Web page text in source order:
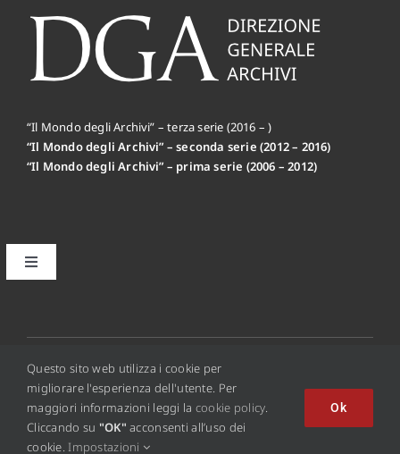
“Il Mondo degli Archivi” – terza serie (2016 – )
“Il Mondo degli Archivi” – seconda serie (2012 – 2016)
“Il Mondo degli Archivi” – prima serie (2006 – 2012)
Toggle
Disclaimer
Privacy Policy
© 2012 - 2026 • Copyright © 2016 Il Mondo Degli Archivi
Online - ISSN 2284-0494
Questo sito web utilizza i cookie per
migliorare l'esperienza dell'utente. Per
maggiori informazioni leggi la cookie policy.
Cliccando su "OK" acconsenti all’uso dei
cookie. Impostazioni
Ok